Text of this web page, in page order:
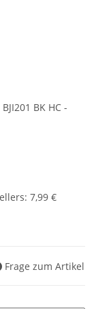
BK HC -
: 7,99 €
Frage zum Artikel